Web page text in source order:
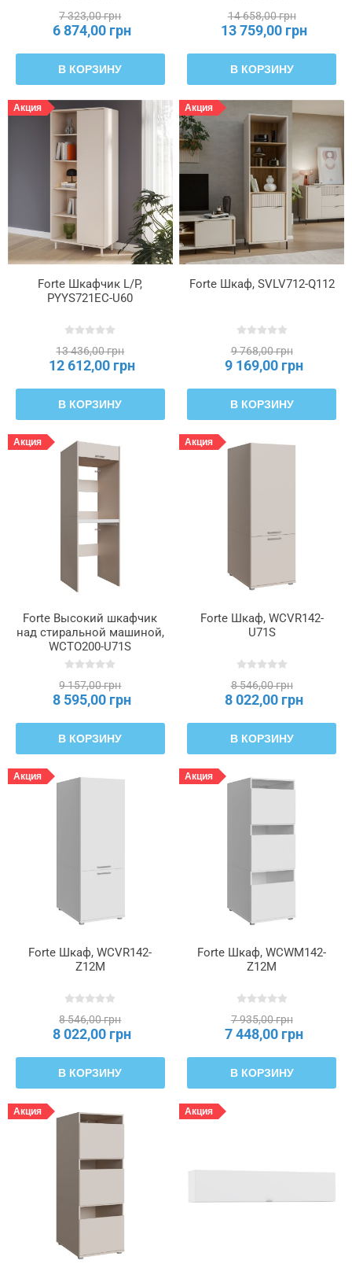
Тип
используемой
панели
—
фасад
Тип
используемой
плиты
—
боковые
части
Тип
используемой
плиты
—
верхний
венец
Тип
используемой
плиты
перегородки
Тип
направляющей
Тип
ножек
Тип
окантовки
Тип
пленки
Тип
кольца
Толщина
кольца
Толщина
стекла
на
фасаде
фасада
из
ножек
7 323,00 грн
6 874,00 грн
В КОРЗИНУ
14 658,00 грн
13 759,00 грн
В КОРЗИНУ
Акция
Forte Шкафчик L/P,
PYYS721EC-U60
13 436,00 грн
12 612,00 грн
В КОРЗИНУ
Акция
Forte Шкаф, SVLV712-Q112
9 768,00 грн
9 169,00 грн
В КОРЗИНУ
Акция
Forte Высокий шкафчик
над стиральной машиной,
WCTO200-U71S
9 157,00 грн
8 595,00 грн
В КОРЗИНУ
Акция
Forte Шкаф, WCVR142-
U71S
8 546,00 грн
8 022,00 грн
В КОРЗИНУ
Акция
Forte Шкаф, WCVR142-
Z12M
8 546,00 грн
8 022,00 грн
В КОРЗИНУ
Акция
Forte Шкаф, WCWM142-
Z12M
7 935,00 грн
7 448,00 грн
В КОРЗИНУ
Акция Акция